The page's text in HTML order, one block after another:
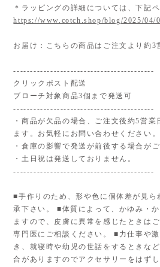
＊ラッピングの詳細については、下記
https://www.cotch.shop/blog/2025/04/
お届け：こちらの商品はご注文より約3
------------------------------------------
クリックポスト配送
ブローチ対象商品3個まで発送可
------------------------------------------
・商品が欠品の場合、ご注文後約5営業
ます。お気軽にお問い合わせください。
・倉庫の影響で発送が前後する場合がご
・土日祝は発送しておりません。
------------------------------------------
■手作りのため、形や色に個体差が見ら
承下さい。 ■体質によって、かゆみ・
ますので、皮膚に異常を感じたときは
専門医にご相談ください。 ■力仕事や
き、就寝時や幼児の世話をするときな
合がありますのでアクセサリーをはず